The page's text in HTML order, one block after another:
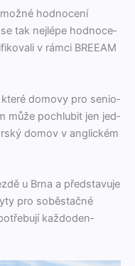
hod­no­cení
se tak nejlépe hod­no­ce­
v rám­ci BREEAM
které domovy pro senio­
může pochlu­bit jen jed­
domov v anglick­ém
u Brna a před­stavu­je
pro soběs­tačné
kaž­do­den­